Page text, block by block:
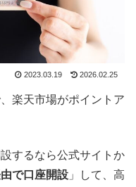
2023.03.19 2026.02.25
楽天市場がポイントア
するなら公式サイトか
で口座開設 」して、高